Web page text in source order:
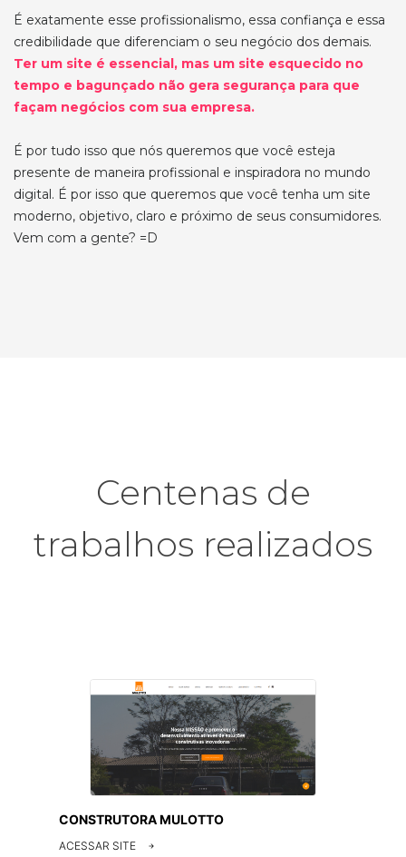
É exatamente esse profissionalismo, essa confiança e essa
credibilidade que diferenciam o seu negócio dos demais.
Ter um site é essencial, mas um site esquecido no
tempo e bagunçado não gera segurança para que
façam negócios com sua empresa.
É por tudo isso que nós queremos que você esteja
presente de maneira profissional e inspiradora no mundo
digital. É por isso que queremos que você tenha um site
moderno, objetivo, claro e próximo de seus consumidores.
Vem com a gente? =D
Centenas de
trabalhos realizados
CONSTRUTORA MULOTTO
ACESSAR SITE 